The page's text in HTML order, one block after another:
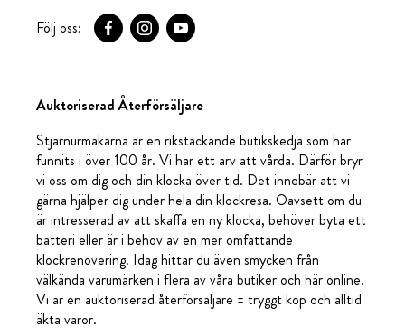
Följ oss:
Auktoriserad Återförsäljare
Stjärnurmakarna är en rikstäckande butikskedja som har
funnits i över 100 år. Vi har ett arv att vårda. Därför bryr
vi oss om dig och din klocka över tid. Det innebär att vi
gärna hjälper dig under hela din klockresa. Oavsett om du
är intresserad av att skaffa en ny klocka, behöver byta ett
batteri eller är i behov av en mer omfattande
klockrenovering. Idag hittar du även smycken från
välkända varumärken i flera av våra butiker och här online.
Vi är en auktoriserad återförsäljare = tryggt köp och alltid
äkta varor.